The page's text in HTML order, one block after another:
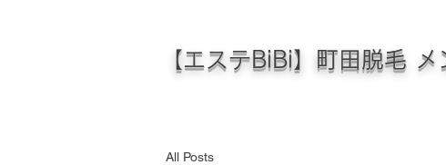
【エステBiBi】町田脱毛 メ
All Posts